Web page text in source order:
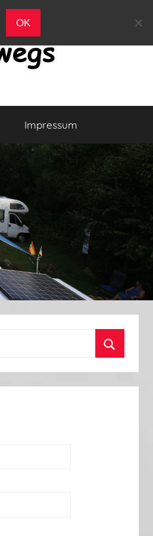
Impressum
OK